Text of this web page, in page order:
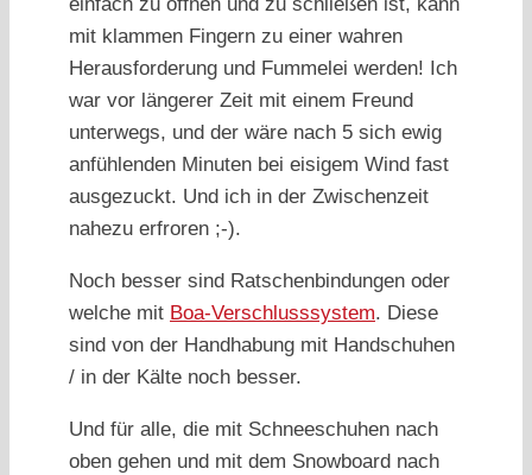
einfach zu öffnen und zu schließen ist, kann
mit klammen Fingern zu einer wahren
Herausforderung und Fummelei werden! Ich
war vor längerer Zeit mit einem Freund
unterwegs, und der wäre nach 5 sich ewig
anfühlenden Minuten bei eisigem Wind fast
ausgezuckt. Und ich in der Zwischenzeit
nahezu erfroren ;-).
Noch besser sind Ratschenbindungen oder
welche mit Boa-Verschlusssystem. Diese
sind von der Handhabung mit Handschuhen
/ in der Kälte noch besser.
Und für alle, die mit Schneeschuhen nach
oben gehen und mit dem Snowboard nach